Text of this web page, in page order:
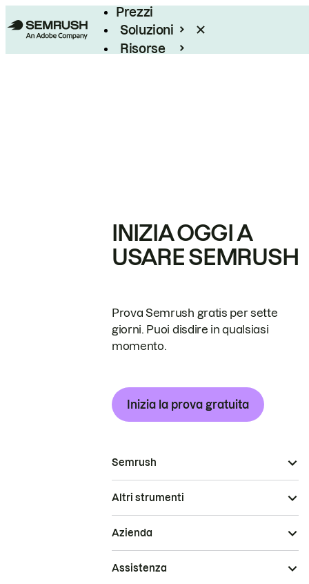
Prezzi
Soluzioni
Risorse
INIZIA OGGI A
USARE SEMRUSH
Prova Semrush gratis per sette
giorni. Puoi disdire in qualsiasi
momento.
Inizia la prova gratuita
Semrush
Altri strumenti
Azienda
Assistenza